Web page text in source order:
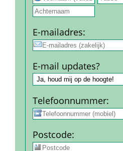
E-mail­adres:
E-mail updates?
Telefoon­nummer:
Post­code: